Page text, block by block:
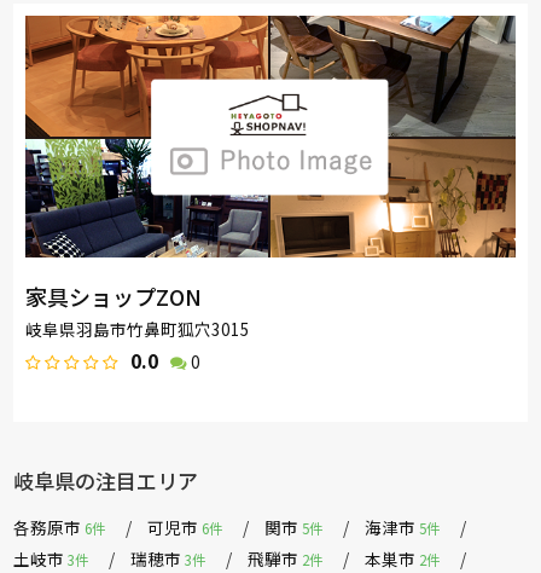
家具ショップZON
岐阜県羽島市竹鼻町狐穴3015
0.0 0
岐阜県の注目エリア
各務原市 6件 可児市 6件 関市5件 海津市5件
土岐市3件 瑞穂市3件 飛騨市 2件 本巣市 2件